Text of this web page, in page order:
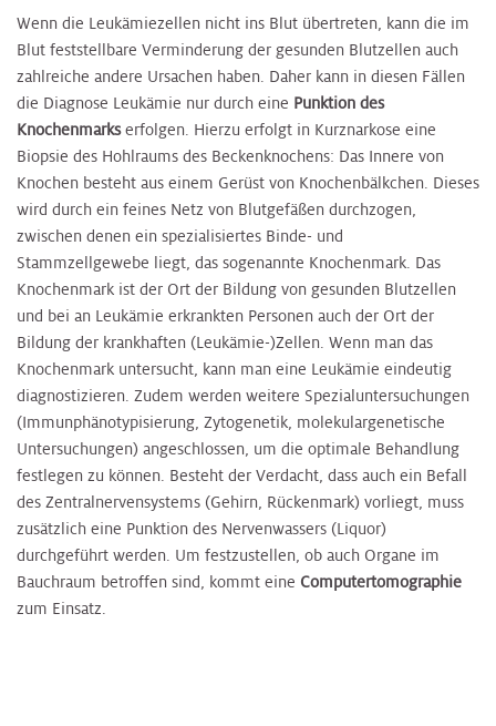
Wenn die Leukämiezellen nicht ins Blut übertreten, kann die im
Blut feststellbare Verminderung der gesunden Blutzellen auch
zahlreiche andere Ursachen haben. Daher kann in diesen Fällen
die Diagnose Leukämie nur durch eine Punktion des
Knochenmarkserfolgen. Hierzu erfolgt in Kurznarkose eine
Biopsie des Hohlraums des Beckenknochens: Das Innere von
Knochen besteht aus einem Gerüst von Knochenbälkchen. Dieses
wird durch ein feines Netz von Blutgefäßen durchzogen,
zwischen denen ein spezialisiertes Binde- und
Stammzellgewebe liegt, das sogenannte Knochenmark. Das
Knochenmark ist der Ort der Bildung von gesunden Blutzellen
und bei an Leukämie erkrankten Personen auch der Ort der
Bildung der krankhaften (Leukämie-)Zellen. Wenn man das
Knochenmark untersucht, kann man eine Leukämie eindeutig
diagnostizieren. Zudem werden weitere Spezialuntersuchungen
(Immunphänotypisierung, Zytogenetik, molekulargenetische
Untersuchungen) angeschlossen, um die optimale Behandlung
festlegen zu können. Besteht der Verdacht, dass auch ein Befall
des Zentralnervensystems (Gehirn, Rückenmark) vorliegt, muss
zusätzlich eine Punktion des Nervenwassers (Liquor)
durchgeführt werden. Um festzustellen, ob auch Organe im
Bauchraum betroffen sind, kommt eine Computertomographie
zum Einsatz.